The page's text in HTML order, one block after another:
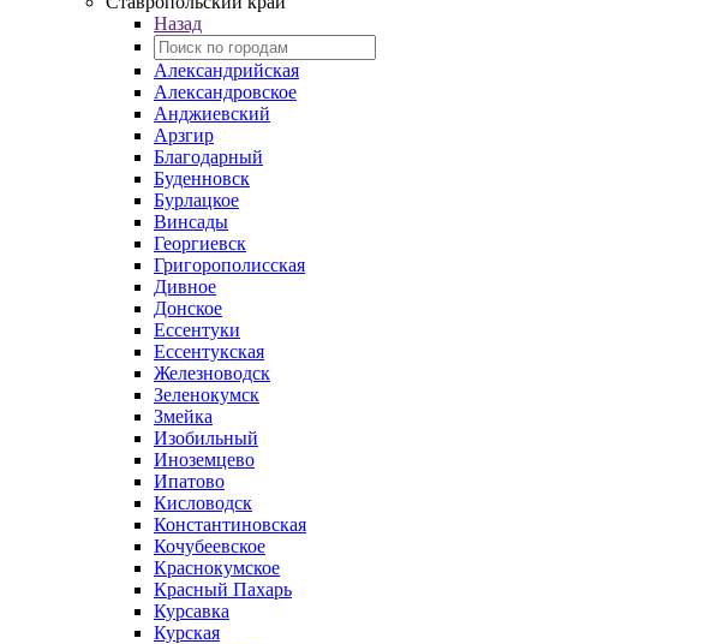
Назад
Александрийская
Александровское
Анджиевский
Арзгир
Благодарный
Буденновск
Бурлацкое
Винсады
Георгиевск
Григорополисская
Дивное
Донское
Ессентуки
Ессентукская
Железноводск
Зеленокумск
Змейка
Изобильный
Иноземцево
Ипатово
Кисловодск
Константиновская
Кочубеевское
Краснокумское
Красный Пахарь
Курсавка
Курская